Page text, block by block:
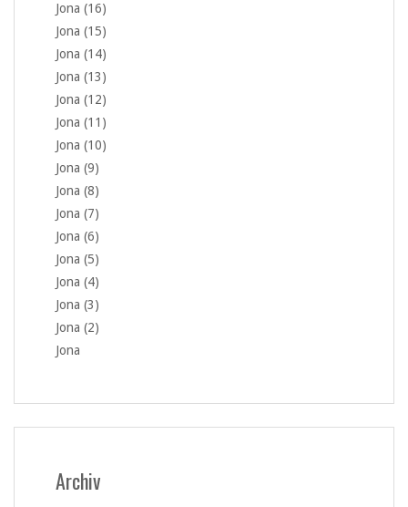
Jona (16)
Jona (15)
Jona (14)
Jona (13)
Jona (12)
Jona (11)
Jona (10)
Jona (9)
Jona (8)
Jona (7)
Jona (6)
Jona (5)
Jona (4)
Jona (3)
Jona (2)
Jona
Archiv